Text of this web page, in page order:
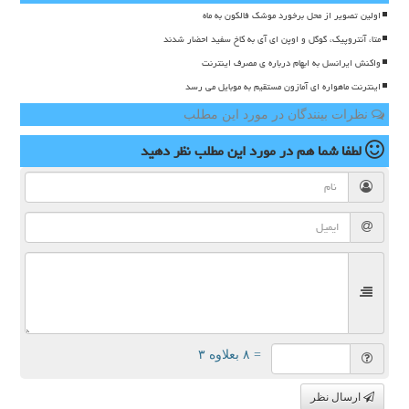
اولین تصویر از محل برخورد موشک فالکون به ماه
متا، آنتروپیک، گوگل و اوپن ای آی به کاخ سفید احضار شدند
واکنش ایرانسل به ابهام درباره ی مصرف اینترنت
اینترنت ماهواره ای آمازون مستقیم به موبایل می رسد
نظرات بینندگان در مورد این مطلب
لطفا شما همدر مورد این مطلبنظر دهید
= ۸ بعلاوه ۳
ارسال نظر